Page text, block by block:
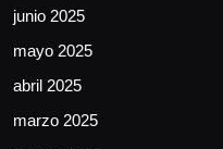
junio 2025
mayo 2025
abril 2025
marzo 2025